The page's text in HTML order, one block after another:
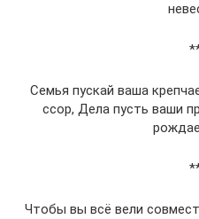
Семья пускай ваша
ссор, Дела пусть ваши
Чтобы вы всё вели